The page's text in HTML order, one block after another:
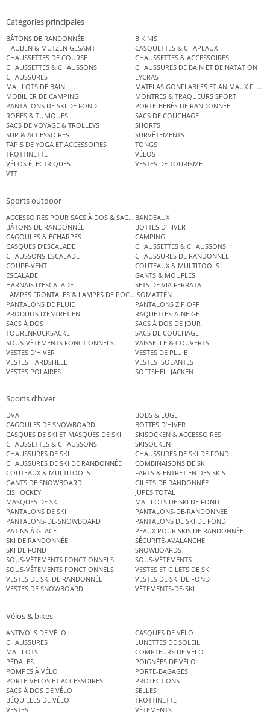
Catégories principales
BÂTONS DE RANDONNÉE
BIKINIS
HAUBEN & MÜTZEN GESAMT
CASQUETTES & CHAPEAUX
CHAUSSETTES DE COURSE
CHAUSSETTES & ACCESSOIRES
CHAUSSETTES & CHAUSSONS
CHAUSSURES DE BAIN ET DE NATATION
CHAUSSURES
LYCRAS
MAILLOTS DE BAIN
MATELAS GONFLABLES ET ANIMAUX
MOBILIER DE CAMPING
MONTRES & TRAQUEURS SPORT
PANTALONS DE SKI DE FOND
PORTE-BÉBÉS DE RANDONNÉE
ROBES & TUNIQUES
SACS DE COUCHAGE
SACS DE VOYAGE & TROLLEYS
SHORTS
SUP & ACCESSOIRES
SURVÊTEMENTS
TAPIS DE YOGA ET ACCESSOIRES
TONGS
TROTTINETTE
VÉLOS
VÉLOS ÉLECTRIQUES
VESTES DE TOURISME
VTT
Sports outdoor
ACCESSOIRES POUR SACS À DOS & SACS ÉTANCHES
BANDEAUX
BÂTONS DE RANDONNÉE
BOTTES D’HIVER
CAGOULES & ÉCHARPES
CAMPING
CASQUES D’ESCALADE
CHAUSSETTES & CHAUSSONS
CHAUSSONS-ESCALADE
CHAUSSURES DE RANDONNÉE
COUPE-VENT
COUTEAUX & MULTITOOLS
ESCALADE
GANTS & MOUFLES
HARNAIS D’ESCALADE
SETS DE VIA FERRATA
LAMPES FRONTALES & LAMPES DE POCHEISOMATTEN
PANTALONS DE PLUIE
PANTALONS ZIP OFF
PRODUITS D’ENTRETIEN
RAQUETTES-A-NEIGE
SACS À DOS
SACS À DOS DE JOUR
TOURENRUCKSÄCKE
SACS DE COUCHAGE
SOUS-VÊTEMENTS FONCTIONNELS
VAISSELLE & COUVERTS
VESTES D’HIVER
VESTES DE PLUIE
VESTES HARDSHELL
VESTES ISOLANTES
VESTES POLAIRES
SOFTSHELLJACKEN
Sports d’hiver
DVA
BOBS & LUGE
CAGOULES DE SNOWBOARD
BOTTES D’HIVER
CASQUES DE SKI ET MASQUES DE SKI
SKISOCKEN & ACCESSOIRES
CHAUSSETTES & CHAUSSONS
SKISOCKEN
CHAUSSURES DE SKI
CHAUSSURES DE SKI DE FOND
CHAUSSURES DE SKI DE RANDONNÉE
COMBINAISONS DE SKI
COUTEAUX & MULTITOOLS
FARTS & ENTRETIEN DES SKIS
GANTS DE SNOWBOARD
GILETS DE RANDONNÉE
EISHOCKEY
JUPES TOTAL
MASQUES DE SKI
MAILLOTS DE SKI DE FOND
PANTALONS DE SKI
PANTALONS-DE-RANDONNEE
PANTALONS-DE-SNOWBOARD
PANTALONS DE SKI DE FOND
PATINS À GLACE
PEAUX POUR SKIS DE RANDONNÉE
SKI DE RANDONNÉE
SÉCURITÉ-AVALANCHE
SKI DE FOND
SNOWBOARDS
SOUS-VÊTEMENTS FONCTIONNELS
SOUS-VÊTEMENTS
SOUS-VÊTEMENTS FONCTIONNELS
VESTES ET GILETS DE SKI
VESTES DE SKI DE RANDONNÉE
VESTES DE SKI DE FOND
VESTES DE SNOWBOARD
VÊTEMENTS-DE-SKI
Vélos & bikes
ANTIVOLS DE VÉLO
CASQUES DE VÉLO
CHAUSSURES
LUNETTES DE SOLEIL
MAILLOTS
COMPTEURS DE VÉLO
PÉDALES
POIGNÉES DE VÉLO
POMPES À VÉLO
PORTE-BAGAGES
PORTE-VÉLOS ET ACCESSOIRES
PROTECTIONS
SACS À DOS DE VÉLO
SELLES
BÉQUILLES DE VÉLO
TROTTINETTE
VESTES
VÊTEMENTS